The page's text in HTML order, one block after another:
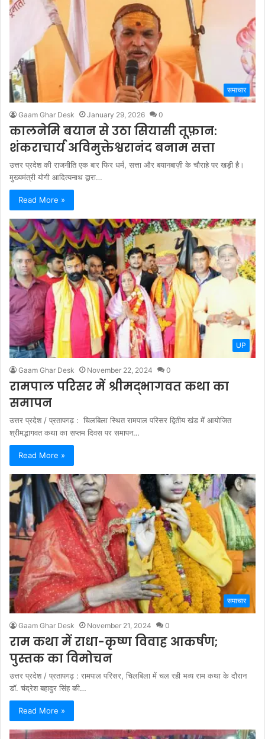
समाचार
Gaam Ghar Desk January 29, 2026 0
कालनेमि बयान से उठा सियासी तूफ़ान:
शंकराचार्य अविमुक्तेश्वरानंद बनाम सत्ता
उत्तर प्रदेश की राजनीति एक बार फिर धर्म, सत्ता और बयानबाज़ी के चौराहे पर खड़ी है।
मुख्यमंत्री योगी आदित्यनाथ द्वारा…
Read More »
UP
Gaam Ghar Desk November 22, 2024 0
रामपाल परिसर में श्रीमद्भागवत कथा का
समापन
उत्तर प्रदेश / प्रतापगढ़ : चिलबिला स्थित रामपाल परिसर द्वितीय खंड में आयोजित
श्रीमद्भागवत कथा का सप्तम दिवस पर समापन…
Read More »
समाचार
Gaam Ghar Desk November 21, 2024 0
राम कथा में राधा-कृष्ण विवाह आकर्षण;
पुस्तक का विमोचन
उत्तर प्रदेश / प्रतापगढ़ : रामपाल परिसर, चिलबिला में चल रही भव्य राम कथा के दौरान
डॉ. चंद्रेश बहादुर सिंह की…
Read More »